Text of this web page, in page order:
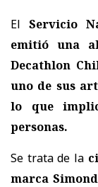
El Servicio
emitió una
Decathlon
uno de sus
lo que
personas.
Se trata de la
marca